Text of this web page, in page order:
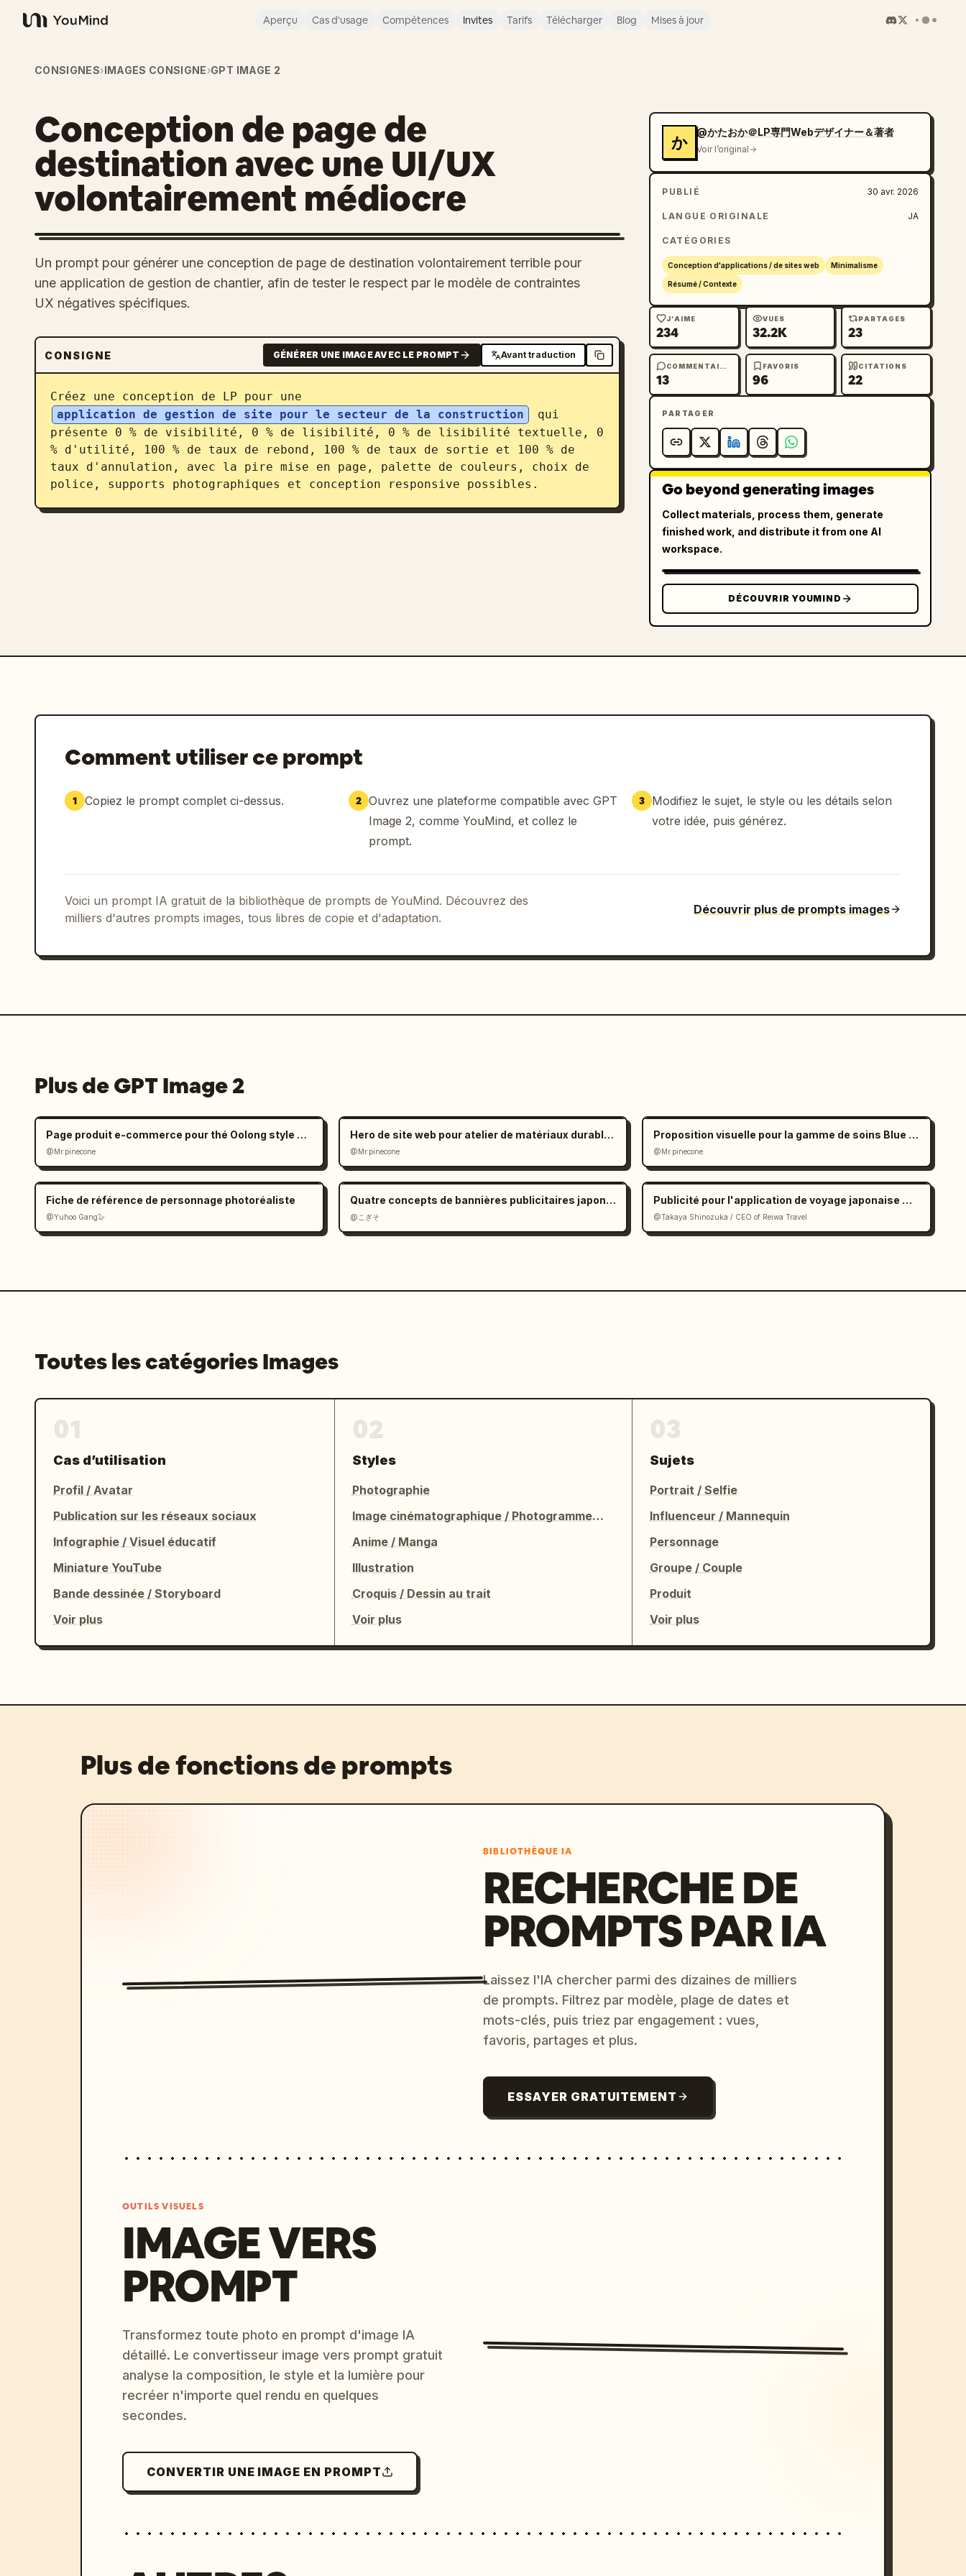
YouMind
Aperçu Cas d'usage Compétences Invites Tarifs Télécharger Blog Mises à jour
CONSIGNES›IMAGES CONSIGNE›GPT IMAGE 2
Conception de page de
destination avec une UI/UX
volontairement médiocre
Un prompt pour générer une conception de page de destination volontairement terrible pour
une application de gestion de chantier, afin de tester le respect par le modèle de contraintes
UX négatives spécifiques.
CONSIGNE GÉNÉRER UNE IMAGE AVEC LE PROMPT Avant traduction
Créez une conception de LP pour une
application de gestion de site pour le secteur de la construction
qui
présente 0 % de visibilité, 0 % de lisibilité, 0 % de lisibilité textuelle, 0
% d'utilité, 100 % de taux de rebond, 100 % de taux de sortie et 100 % de
taux d'annulation, avec la pire mise en page, palette de couleurs, choix de
police, supports photographiques et conception responsive possibles.
か
@かたおか＠LP専門Webデザイナー＆著者
Voir l’original
PUBLIÉ 30 avr. 2026
LANGUE ORIGINALE JA
CATÉGORIES
Conception d'applications / de sites web Minimalisme
Résumé / Contexte
J’AIME
234
VUES
32.2K
PARTAGES
23
COMMENTAIRES
13
FAVORIS
96
CITATIONS
22
PARTAGER
Go beyond generating images
Collect materials, process them, generate
finished work, and distribute it from one AI
workspace.
DÉCOUVRIR YOUMIND
Comment utiliser ce prompt
1 Copiez le prompt complet ci-dessus. 2 Ouvrez une plateforme compatible avec GPT
Image 2, comme YouMind, et collez le
prompt.
3
Modifiez le sujet, le style ou les détails selon
votre idée, puis générez.
Voici un prompt IA gratuit de la bibliothèque de prompts de YouMind. Découvrez des
milliers d'autres prompts images, tous libres de copie et d'adaptation.
Découvrir plus de prompts images
Plus de GPT Image 2
Page produit e-commerce pour thé Oolong style Zen
@Mr.pinecone
Hero de site web pour atelier de matériaux durables
@Mr.pinecone
Proposition visuelle pour la gamme de soins Blue Weather
@Mr.pinecone
Fiche de référence de personnage photoréaliste
@Yuhoo Gang🦭
Quatre concepts de bannières publicitaires japonaises
@こぎそ
Publicité pour l'application de voyage japonaise NEWT
@Takaya Shinozuka / CEO of Reiwa Travel
Toutes les catégories Images
Cas d’utilisation
Profil / Avatar
Publication sur les réseaux sociaux
Infographie / Visuel éducatif
Miniature YouTube
Bande dessinée / Storyboard
Voir plus
Styles
Photographie
Image cinématographique / Photogramme de film
Anime / Manga
Illustration
Croquis / Dessin au trait
Voir plus
Sujets
Portrait / Selfie
Influenceur / Mannequin
Personnage
Groupe / Couple
Produit
Voir plus
Plus de fonctions de prompts
BIBLIOTHÈQUE IA
RECHERCHE DE
PROMPTS PAR IA
Laissez l'IA chercher parmi des dizaines de milliers
de prompts. Filtrez par modèle, plage de dates et
mots-clés, puis triez par engagement : vues,
favoris, partages et plus.
ESSAYER GRATUITEMENT
OUTILS VISUELS
IMAGE VERS
PROMPT
Transformez toute photo en prompt d'image IA
détaillé. Le convertisseur image vers prompt gratuit
analyse la composition, le style et la lumière pour
recréer n'importe quel rendu en quelques
secondes.
CONVERTIR UNE IMAGE EN PROMPT